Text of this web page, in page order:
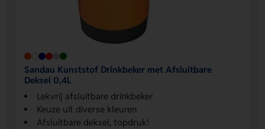
Sandau Kunststof Drinkbeker met Afsluitbare
Deksel 0,4L
Lekvrij afsluitbare drinkbeker
Keuze uit diverse kleuren
Afsluitbare deksel, topdruk!